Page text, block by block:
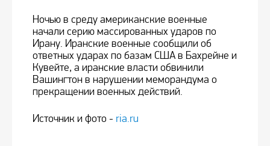
Ночью в среду американские военные
начали серию массированных ударов по
Ирану. Иранские военные сообщили об
ответных ударах по базам США в Бахрейне и
Кувейте, а иранские власти обвинили
Вашингтон в нарушении меморандума о
прекращении военных действий.
Источник и фото - ria.ru